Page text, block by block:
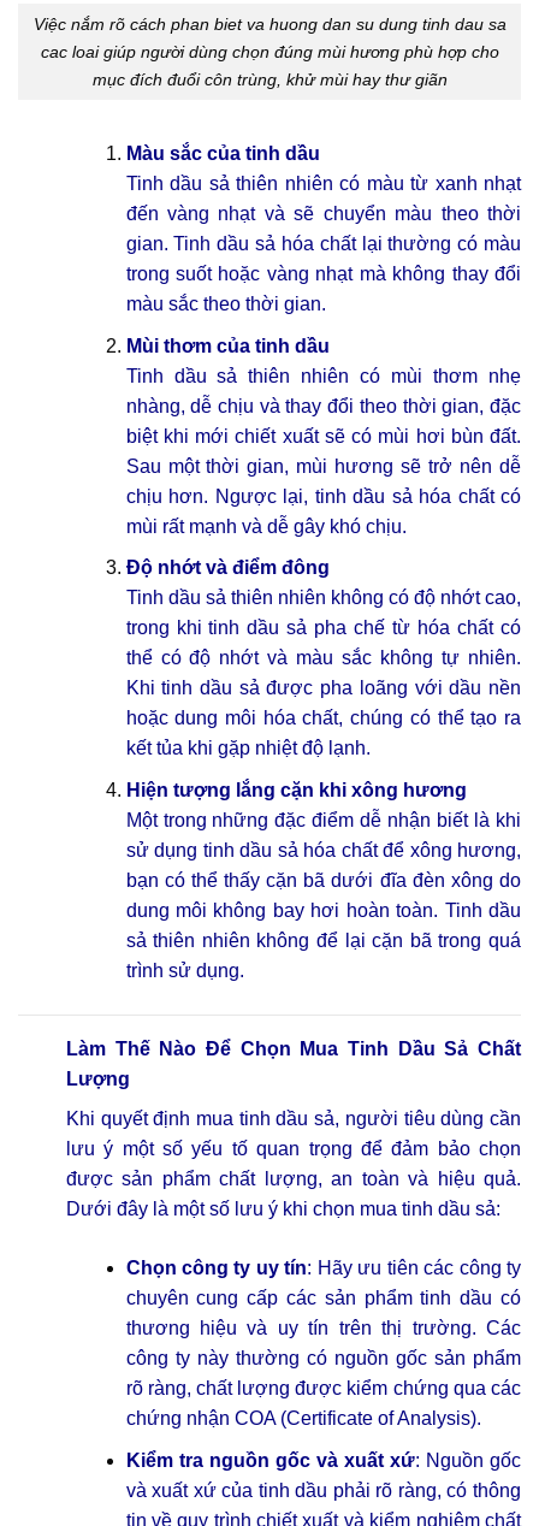
Việc nắm rõ cách phan biet va huong dan su dung tinh dau sa
cac loai giúp người dùng chọn đúng mùi hương phù hợp cho
mục đích đuổi côn trùng, khử mùi hay thư giãn
Màu sắc của tinh dầu
Tinh dầu sả thiên nhiên có màu từ xanh nhạt
đến vàng nhạt và sẽ chuyển màu theo thời
gian. Tinh dầu sả hóa chất lại thường có màu
trong suốt hoặc vàng nhạt mà không thay đổi
màu sắc theo thời gian.
Mùi thơm của tinh dầu
Tinh dầu sả thiên nhiên có mùi thơm nhẹ
nhàng, dễ chịu và thay đổi theo thời gian, đặc
biệt khi mới chiết xuất sẽ có mùi hơi bùn đất.
Sau một thời gian, mùi hương sẽ trở nên dễ
chịu hơn. Ngược lại, tinh dầu sả hóa chất có
mùi rất mạnh và dễ gây khó chịu.
Độ nhớt và điểm đông
Tinh dầu sả thiên nhiên không có độ nhớt cao,
trong khi tinh dầu sả pha chế từ hóa chất có
thể có độ nhớt và màu sắc không tự nhiên.
Khi tinh dầu sả được pha loãng với dầu nền
hoặc dung môi hóa chất, chúng có thể tạo ra
kết tủa khi gặp nhiệt độ lạnh.
Hiện tượng lắng cặn khi xông hương
Một trong những đặc điểm dễ nhận biết là khi
sử dụng tinh dầu sả hóa chất để xông hương,
bạn có thể thấy cặn bã dưới đĩa đèn xông do
dung môi không bay hơi hoàn toàn. Tinh dầu
sả thiên nhiên không để lại cặn bã trong quá
trình sử dụng.
Làm Thế Nào Để Chọn Mua Tinh Dầu Sả Chất
Lượng
Khi quyết định mua tinh dầu sả, người tiêu dùng cần
lưu ý một số yếu tố quan trọng để đảm bảo chọn
được sản phẩm chất lượng, an toàn và hiệu quả.
Dưới đây là một số lưu ý khi chọn mua tinh dầu sả:
Chọn công ty uy tín: Hãy ưu tiên các công ty
chuyên cung cấp các sản phẩm tinh dầu có
thương hiệu và uy tín trên thị trường. Các
công ty này thường có nguồn gốc sản phẩm
rõ ràng, chất lượng được kiểm chứng qua các
chứng nhận COA (Certificate of Analysis).
Kiểm tra nguồn gốc và xuất xứ: Nguồn gốc
và xuất xứ của tinh dầu phải rõ ràng, có thông
tin về quy trình chiết xuất và kiểm nghiệm chất